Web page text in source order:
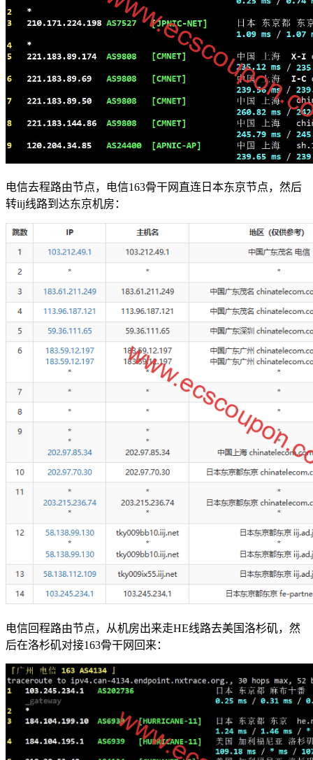
电信去程路由节点，电信163骨干网直连日本东京节点，然后
转iij线路到达东京机房：
电信回程路由节点，从机房出来走HE线路去美国洛杉矶，然
后在洛杉矶对接163骨干网回来：